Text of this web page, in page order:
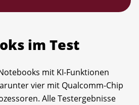
im Test
mit KI-Funktionen
vier mit Qualcomm-Chip
Alle Testergebnisse